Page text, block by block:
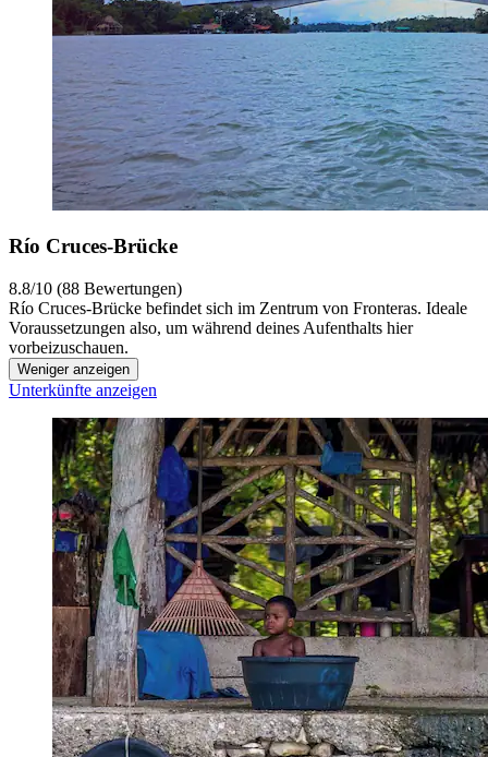
Río Cruces-Brücke
8.8/10 (88 Bewertungen)
Río Cruces-Brücke befindet sich im Zentrum von Fronteras. Ideale
Voraussetzungen also, um während deines Aufenthalts hier
vorbeizuschauen.
Weniger anzeigen
Unterkünfte anzeigen